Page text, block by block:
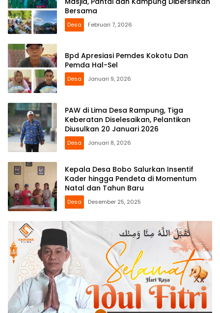
Bersama
Desa Februari 7, 2026
Bpd Apresiasi Pemdes Kokotu Dan
Pemda Hal-Sel
Desa Januari 9, 2026
PAW di Lima Desa Rampung, Tiga
Keberatan Diselesaikan, Pelantikan
Diusulkan 20 Januari 2026
Desa Januari 8, 2026
Kepala Desa Bobo Salurkan Insentif
Kader hingga Pendeta di Momentum
Natal dan Tahun Baru
Desa Desember 25, 2025